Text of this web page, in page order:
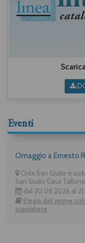
Eventi
Omaggio a Ernesto
Orta San Giulio e
San Giulio Casa Tallone
dal 20.08.2026 al
Elegia del verme
scapigliate